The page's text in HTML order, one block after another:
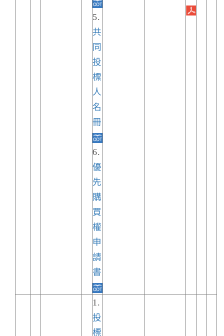
5.
共
同
投
標
人
名
冊
6.
優
先
購
買
權
申
請
書
1.
投
標